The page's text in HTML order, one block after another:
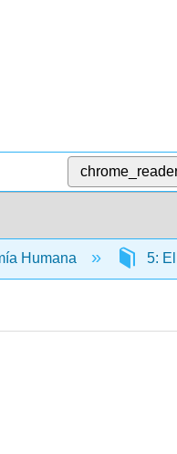
Humana 5: